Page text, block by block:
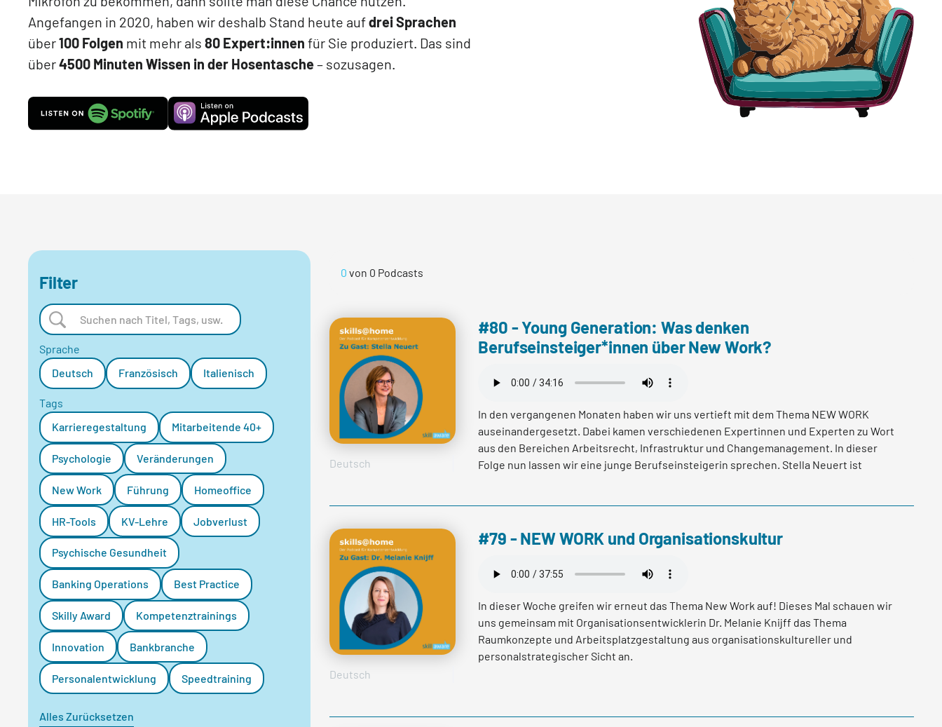
Angefangen in 2020, haben wir deshalb Stand heute aufdrei Sprachen
über100 Folgen mit mehr als 80 Expert:innen für Sie produziert. Das sind
über4500 Minuten Wissen in der Hosentasche– sozusagen.
Filter
Sprache
Deutsch
Französisch Italienisch
Tags
Karrieregestaltung
Mitarbeitende 40+
Psychologie Veränderungen
New Work Führung Homeoffice
HR-Tools KV-Lehre Jobverlust
Psychische Gesundheit
Banking Operations Best Practice
Skilly Award Kompetenztrainings
Innovation Bankbranche
Personalentwicklung Speedtraining
Alles Zurücksetzen
0 von 0 Podcasts
Deutsch
#80 - Young Generation: Was denken
Berufseinsteiger*innen über New Work?
In den vergangenen Monaten haben wir uns vertieft mit dem Thema NEW WORK
auseinandergesetzt. Dabei kamen verschiedenen Expertinnen und Experten zu Wort
aus den Bereichen Arbeitsrecht, Infrastruktur und Changemanagement. In dieser
Folge nun lassen wir eine junge Berufseinsteigerin sprechen. Stella Neuert ist
Erwartungen an sie als junge Person gestellt werden.
Deutsch
#79 - NEW WORK und Organisationskultur
In dieser Woche greifen wir erneut das Thema New Work auf! Dieses Mal schauen wir
uns gemeinsam mit Organisationsentwicklerin Dr. Melanie Knijff das Thema
Raumkonzepte und Arbeitsplatzgestaltung aus organisationskultureller und
personalstrategischer Sicht an.